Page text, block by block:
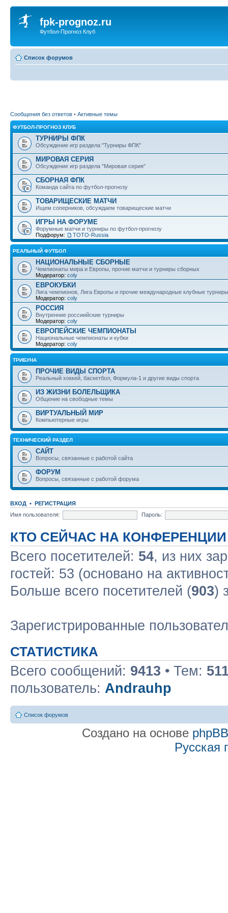
fpk-prognoz.ru
Футбол-Прогноз Клуб
Список форумов
Сообщения без ответов • Активные темы
ФУТБОЛ-ПРОГНОЗ КЛУБ
ТУРНИРЫ ФПК
Обсуждение игр раздела "Турниры ФПК"
МИРОВАЯ СЕРИЯ
Обсуждение игр раздела "Мировая серия"
СБОРНАЯ ФПК
Команда сайта по футбол-прогнозу
ТОВАРИЩЕСКИЕ МАТЧИ
Ищем соперников, обсуждаем товарищеские матчи
ИГРЫ НА ФОРУМЕ
Форумные матчи и турниры по футбол-прогнозу
Подфорум:
ТОТО-Russia
РЕАЛЬНЫЙ ФУТБОЛ
НАЦИОНАЛЬНЫЕ СБОРНЫЕ
Чемпионаты мира и Европы, прочие матчи и турниры сборных
Модератор: coly
ЕВРОКУБКИ
Лига чемпионов, Лига Европы и прочие международные клубные турниры
Модератор: coly
РОССИЯ
Внутренние россиийские турниры
Модератор: coly
ЕВРОПЕЙСКИЕ ЧЕМПИОНАТЫ
Национальные чемпионаты и кубки
Модератор: coly
ТРИБУНА
ПРОЧИЕ ВИДЫ СПОРТА
Реальный хоккей, баскетбол, Формула-1 и другие виды спорта
ИЗ ЖИЗНИ БОЛЕЛЬЩИКА
Общение на свободные темы
ВИРТУАЛЬНЫЙ МИР
Компьютерные игры
ТЕХНИЧЕСКИЙ РАЗДЕЛ
САЙТ
Вопросы, связанные с работой сайта
ФОРУМ
Вопросы, связанные с работой форума
ВХОД • РЕГИСТРАЦИЯ
Имя пользователя:
Пароль:
КТО СЕЙЧАС НА КОНФЕРЕНЦИИ
Всего посетителей: 54, из них
гостей: 53 (основано на
Больше всего посетителей (903)
Зарегистрированные
СТАТИСТИКА
Всего сообщений: 9413 • Тем:
пользователь: Andrauhp
Список форумов
Создано на основе phpBB
Русская